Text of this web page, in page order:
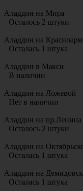
Аладдин на Мира
Осталось 2 штуки
Аладдин на
Осталась 1 штука
Аладдин в Макси
В наличии
Аладдин на Ложевой
Нет в наличии
Аладдин на пр.Ленина
Осталось 2 штуки
Аладдин на
Осталась 1 штука
Аладдин на
Осталась 1 штука